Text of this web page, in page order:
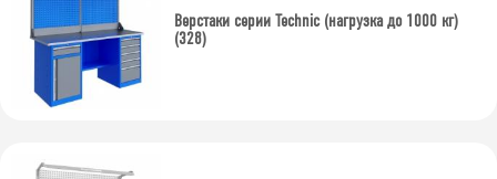
743
Тип столешницы
Верстаки серии Technic (нагрузка до 1000 кг)
(328)